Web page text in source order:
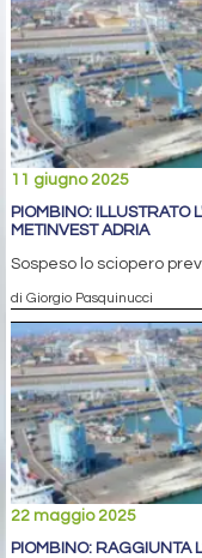
11 giugno 2025
PIOMBINO: ILLUSTRATO
METINVEST ADRIA
Sospeso lo sciopero
di Giorgio Pasquinucci
22 maggio 2025
PIOMBINO: RAGGIUNTA